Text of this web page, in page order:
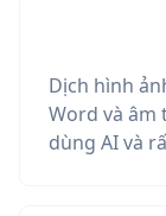
Dịch hình
Word và âm
dùng AI và